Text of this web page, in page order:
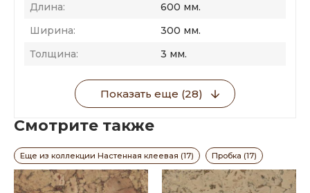
Длина:
600 мм.
Ширина:
300 мм.
Толщина:
3 мм.
Показать еще (28)
Смотрите также
Еще из коллекции Настенная клеевая (17) Пробка (17)